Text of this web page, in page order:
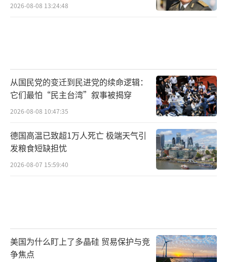
2026-08-08 13:24:48
从国民党的变迁到民进党的续命逻辑：
它们最怕“民主台湾”叙事被揭穿
2026-08-08 10:47:35
德国高温已致超1万人死亡 极端天气引
发粮食短缺担忧
2026-08-07 15:59:40
美国为什么盯上了多晶硅 贸易保护与竞
争焦点